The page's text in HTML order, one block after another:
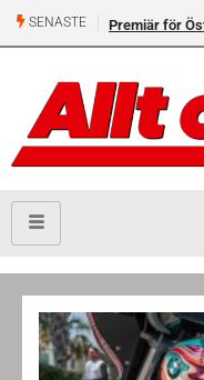
SENASTE Premiär för